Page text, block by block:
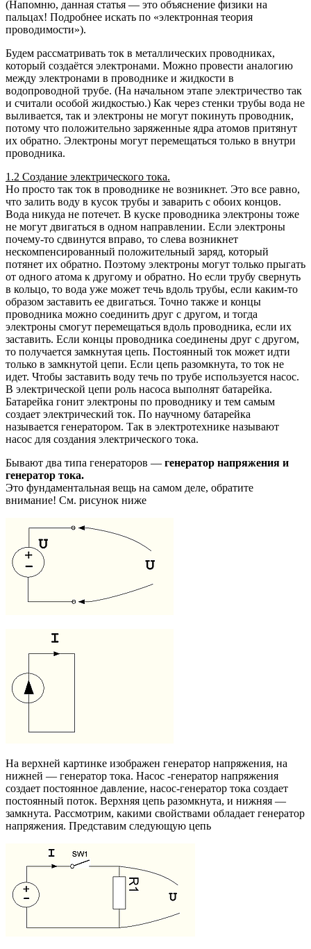
(Напомню, данная статья — это объяснение физики на
пальцах! Подробнее искать по «электронная теория
проводимости»).
Будем рассматривать ток в металлических проводниках,
который создаётся электронами. Можно провести аналогию
между электронами в проводнике и жидкости в
водопроводной трубе. (На начальном этапе электричество так
и считали особой жидкостью.) Как через стенки трубы вода не
выливается, так и электроны не могут покинуть проводник,
потому что положительно заряженные ядра атомов притянут
их обратно. Электроны могут перемещаться только в внутри
проводника.
1.2 Создание электрического тока.
Но просто так ток в проводнике не возникнет. Это все равно,
что залить воду в кусок трубы и заварить с обоих концов.
Вода никуда не потечет. В куске проводника электроны тоже
не могут двигаться в одном направлении. Если электроны
почему-то сдвинутся вправо, то слева возникнет
нескомпенсированный положительный заряд, который
потянет их обратно. Поэтому электроны могут только прыгать
от одного атома к другому и обратно. Но если трубу свернуть
в кольцо, то вода уже может течь вдоль трубы, если каким-то
образом заставить ее двигаться. Точно также и концы
проводника можно соединить друг с другом, и тогда
электроны смогут перемещаться вдоль проводника, если их
заставить. Если концы проводника соединены друг с другом,
то получается замкнутая цепь. Постоянный ток может идти
только в замкнутой цепи. Если цепь разомкнута, то ток не
идет. Чтобы заставить воду течь по трубе используется насос.
В электрической цепи роль насоса выполнят батарейка.
Батарейка гонит электроны по проводнику и тем самым
создает электрический ток. По научному батарейка
называется генератором. Так в электротехнике называют
насос для создания электрического тока.
Бывают два типа генераторов — генератор напряжения и
генератор тока.
Это фундаментальная вещь на самом деле, обратите
внимание! См. рисунок ниже
На верхней картинке изображен генератор напряжения, на
нижней — генератор тока. Насос -генератор напряжения
создает постоянное давление, насос-генератор тока создает
постоянный поток. Верхняя цепь разомкнута, и нижняя —
замкнута. Рассмотрим, какими свойствами обладает генератор
напряжения. Представим следующую цепь